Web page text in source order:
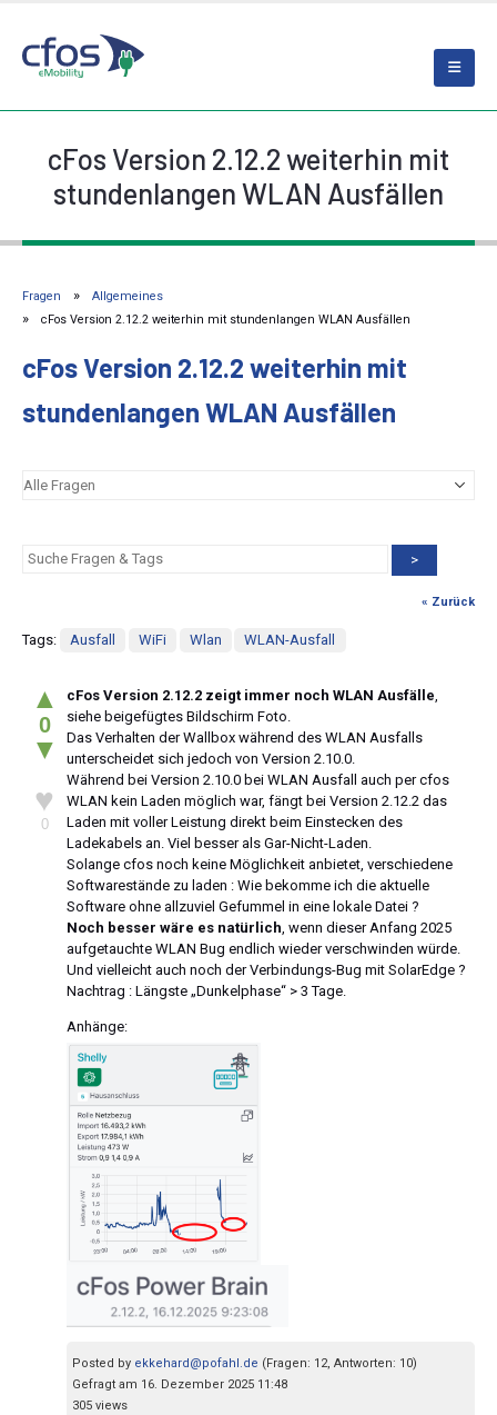
cFos Version 2.12.2 weiterhin mit
stundenlangen WLAN Ausfällen
Fragen
Allgemeines
cFos Version 2.12.2 weiterhin mit stundenlangen WLAN Ausfällen
cFos Version 2.12.2 weiterhin mit
stundenlangen WLAN Ausfällen
>
« Zurück
Tags: Ausfall WiFi Wlan WLAN-Ausfall
▲
0
▼
♥
0
cFos Version 2.12.2 zeigt immer noch WLAN Ausfälle
siehe beigefügtes Bildschirm Foto.
Das Verhalten der Wallbox während des WLAN Ausfalls
unterscheidet sich jedoch von Version 2.10.0.
Während bei Version 2.10.0 bei WLAN Ausfall auch per cfos
WLAN kein Laden möglich war, fängt bei Version 2.12.2 das
Laden mit voller Leistung direkt beim Einstecken des
Ladekabels an. Viel besser als Gar-Nicht-Laden.
Solange cfos noch keine Möglichkeit anbietet, verschiedene
Softwarestände zu laden : Wie bekomme ich die aktuelle
Software ohne allzuviel Gefummel in eine lokale Datei ?
Noch besser wäre es natürlich , wenn dieser Anfang 2025
aufgetauchte WLAN Bug endlich wieder verschwinden würde.
Und vielleicht auch noch der Verbindungs-Bug mit SolarEdge ?
Nachtrag : Längste „Dunkelphase“ > 3 Tage.
Anhänge:
Posted by ekkehard@pofahl.de (Fragen: 12, Antworten: 10)
Gefragt am 16. Dezember 2025 11:48
305 views